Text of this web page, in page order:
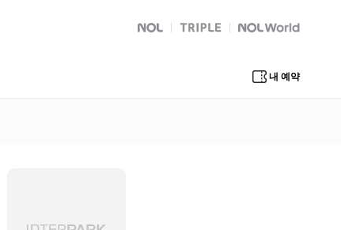
NOL
트리플 Global Interpark
내 예약